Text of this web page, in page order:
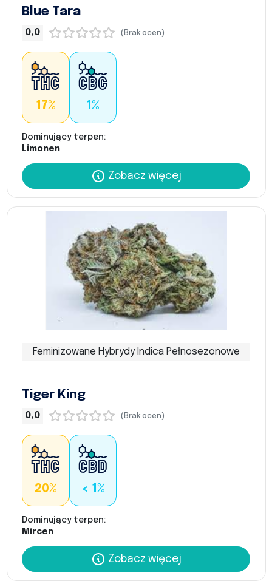
Blue Tara
0,0 (Brak ocen)
17% 1%
Dominujący terpen:
Limonen
Zobacz więcej
Feminizowane Hybrydy Indica Pełnosezonowe
Tiger King
0,0 (Brak ocen)
20% < 1%
Dominujący terpen:
Mircen
Zobacz więcej